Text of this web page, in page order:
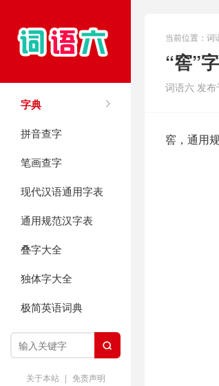
字典
拼音查字
笔画查字
现代汉语通用字表
通用规范汉字表
叠字大全
独体字大全
极简英语词典

关于本站 | 免责声明
当前位置： 词
“窖”
词语六 发
窖，通用